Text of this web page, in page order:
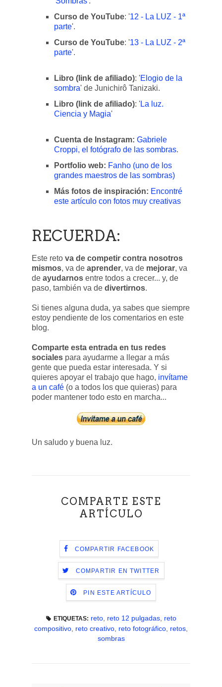
Curso de YouTube: '12 - La LUZ - 1ª
parte'.
Curso de YouTube: '13 - La LUZ - 2ª
parte'.
Libro (link de afiliado): 'Elogio de la
sombra' de Junichirô Tanizaki.
Libro (link de afiliado): 'La luz.
Ciencia y Magia'
Cuenta de Instagram: Gabriele
Croppi, el fotógrafo de las sombras.
Portfolio web: Fanho (uno de los
grandes maestros de las sombras)
Más fotos de inspiración: Encontré
este artículo con fotos muy creativas
RECUERDA:
Este reto va de competir contra nosotros
mismos, va de aprender, va de mejorar, va
de ayudarnos entre todos a crecer... y, de
paso, también va de divertirnos.
Si tienes alguna duda, ya sabes que siempre
estoy pendiente de los comentarios en este
blog.
Comparte esta entrada en tus redes
sociales para ayudarme a llegar a más
gente que pueda estar interesada. Y si
quieres apoyar el trabajo que hago, invítame
a un café (o a todos los que quieras) para
poder mantener todo esto en marcha...
Un saludo y buena luz.
COMPARTE ESTE
ARTÍCULO
COMPARTIR FACEBOOK
COMPARTIR EN TWITTER
PIN ESTE ARTÍCULO
ETIQUETAS: reto, reto 12 pulgadas, reto
compositivo reto creativo reto fotográfico retos
sombras